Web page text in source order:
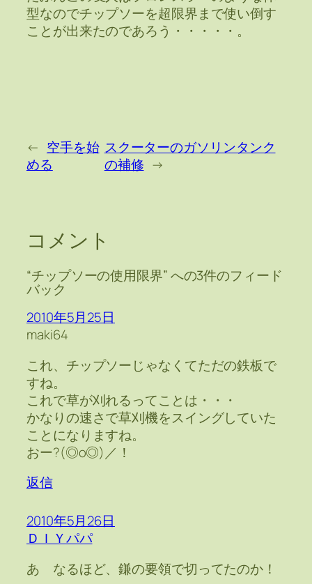
型なのでチップソーを超限界まで使い倒す
ことが出来たのであろう・・・・・。
← 空手を始
める
スクーターのガソリンタンク
の補修 →
コメント
“チップソーの使用限界” への3件のフィード
バック
2010年5月25日
maki64
これ、チップソーじゃなくてただの鉄板で
すね。
これで草が刈れるってことは・・・
かなりの速さで草刈機をスイングしていた
ことになりますね。
おー?(◎o◎)／！
返信
2010年5月26日
ＤＩＹパパ
あ なるほど、鎌の要領で切ってたのか！